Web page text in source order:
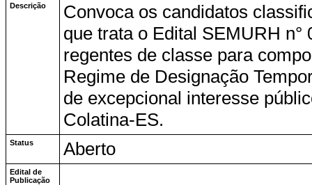
Descrição
Convoca os candidatos
que trata o Edital SEMURH
regentes de classe para
Regime de Designação
de excepcional interesse
Colatina-ES.
Status Aberto
Edital de
Publicação